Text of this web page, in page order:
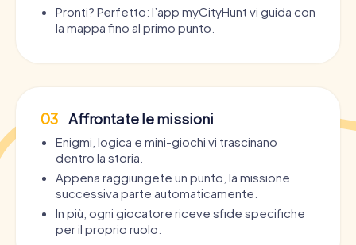
Pronti? Perfetto: l’app myCityHunt vi guida con
la mappa fino al primo punto.
03 Affrontate le missioni
Enigmi, logica e mini-giochi vi trascinano
dentro la storia.
Appena raggiungete un punto, la missione
successiva parte automaticamente.
In più, ogni giocatore riceve sfide specifiche
per il proprio ruolo.